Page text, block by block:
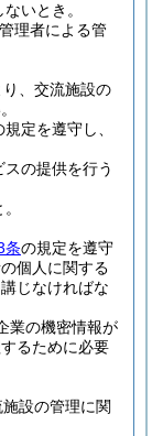
いとき。
理者による管
、交流施設の
定を遵守し、
の提供を行う
条の規定を遵守
個人に関する
じなければな
業の機密情報が
るために必要
設の管理に関